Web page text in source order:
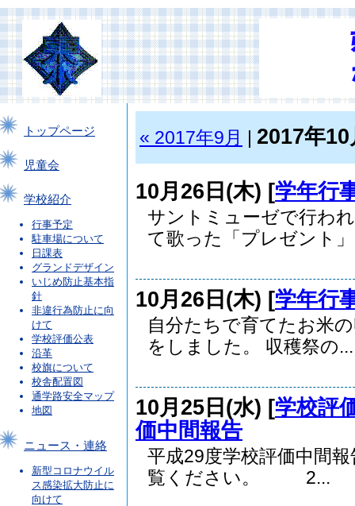
トップページ
児童会
学校紹介
行事予定
駐車場について
日課表
グランドデザイン
いじめ防止基本指
針
非違行為防止に向
けて
学校評価公表
沿革
校旗について
校舎配置図
通学路安全マップ
地図
ニュース・連絡
新型コロナウイル
ス感染拡大防止に
向けて
« 2017年9月 2017年10
10月26日(木) [学年行
サントミューゼで行わ
て歌った「プレゼント
10月26日(木) [学年行
自分たちで育てたお米
をしました。 収穫祭の...
10月25日(水) [学校評
価中間報告
平成29度学校評価中間
覧ください。 2...